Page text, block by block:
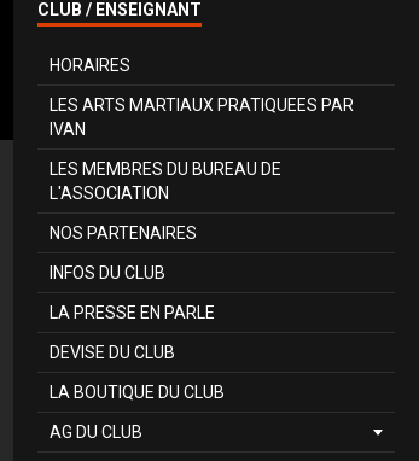
CLUB / ENSEIGNANT
HORAIRES
LES ARTS MARTIAUX PRATIQUEES PAR
IVAN
LES MEMBRES DU BUREAU DE
L'ASSOCIATION
NOS PARTENAIRES
INFOS DU CLUB
LA PRESSE EN PARLE
DEVISE DU CLUB
LA BOUTIQUE DU CLUB
AG DU CLUB